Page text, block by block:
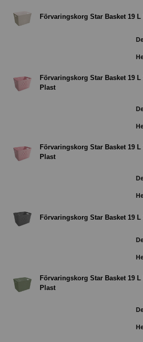
Förvaringskorg Star Basket 19
Förvaringskorg Star Basket 19
Plast
Förvaringskorg Star Basket 19
Plast
Förvaringskorg Star Basket 19
Förvaringskorg Star Basket 19
Plast